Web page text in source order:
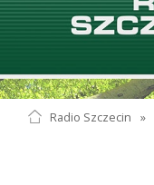
Radio Szczecin »